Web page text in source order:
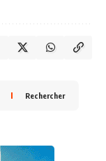
Rechercher